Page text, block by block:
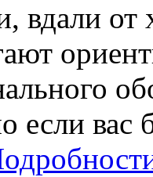
вдали
если вас